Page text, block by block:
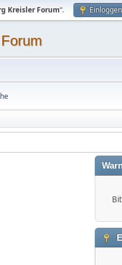
Kreisler Forum“. Einloggen